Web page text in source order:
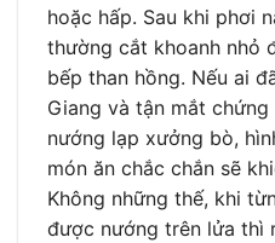
hoặc hấp. Sau khi phơi
thường cắt khoanh nhỏ
bếp than hồng. Nếu ai
Giang và tận mắt
nướng lạp xưởng bò,
món ăn chắc chắn sẽ
Không những thế, khi
được nướng trên lửa thì